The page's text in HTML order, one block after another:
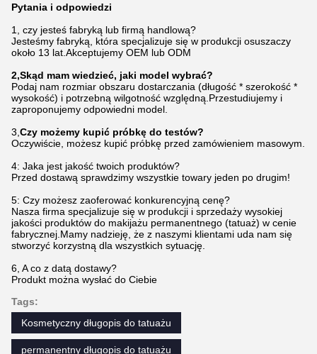
Pytania i odpowiedzi
1, czy jesteś fabryką lub firmą handlową?
Jesteśmy fabryką, która specjalizuje się w produkcji osuszaczy
około 13 lat.Akceptujemy OEM lub ODM
2,Skąd mam wiedzieć, jaki model wybrać?
Podaj nam rozmiar obszaru dostarczania (długość * szerokość *
wysokość) i potrzebną wilgotność względną.Przestudiujemy i
zaproponujemy odpowiedni model.
3, Czy możemy kupić próbkę do testów?
Oczywiście, możesz kupić próbkę przed zamówieniem masowym.
4: Jaka jest jakość twoich produktów?
Przed dostawą sprawdzimy wszystkie towary jeden po drugim!
5: Czy możesz zaoferować konkurencyjną cenę?
Nasza firma specjalizuje się w produkcji i sprzedaży wysokiej
jakości produktów do makijażu permanentnego (tatuaż) w cenie
fabrycznej.Mamy nadzieję, że z naszymi klientami uda nam się
stworzyć korzystną dla wszystkich sytuację.
6, A co z datą dostawy?
Produkt można wysłać do Ciebie
Tags:
Kosmetyczny długopis do tatuażu
permanentny długopis do tatuażu